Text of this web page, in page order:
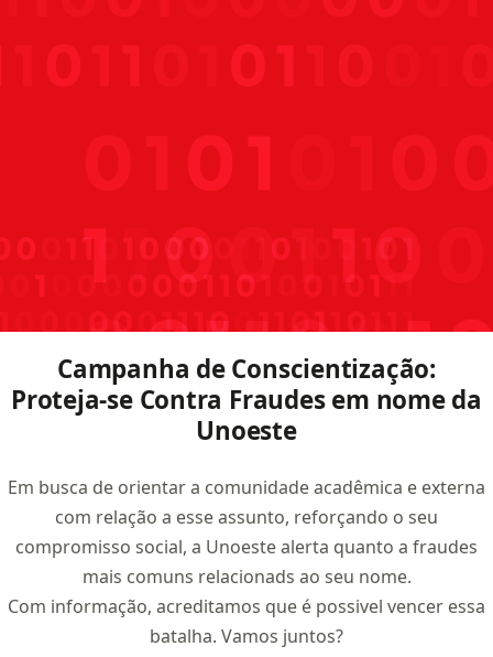
Campanha de Conscientização:
Proteja-se Contra Fraudes em nome da
Unoeste
Em busca de orientar a comunidade acadêmica e externa
com relação a esse assunto, reforçando o seu
compromisso social, a Unoeste alerta quanto a fraudes
mais comuns relacionads ao seu nome.
Com informação, acreditamos que é possivel vencer essa
batalha. Vamos juntos?